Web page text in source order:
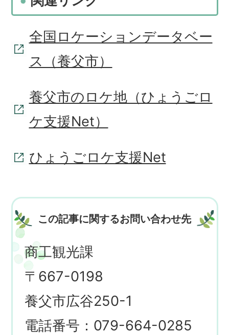
全国ロケーションデータベー
ス（養父市）
養父市のロケ地（ひょうごロ
ケ支援Net）
ひょうごロケ支援Net
この記事に関するお問い合わせ先
商工観光課
〒667-0198
養父市広谷250-1
電話番号：079-664-0285